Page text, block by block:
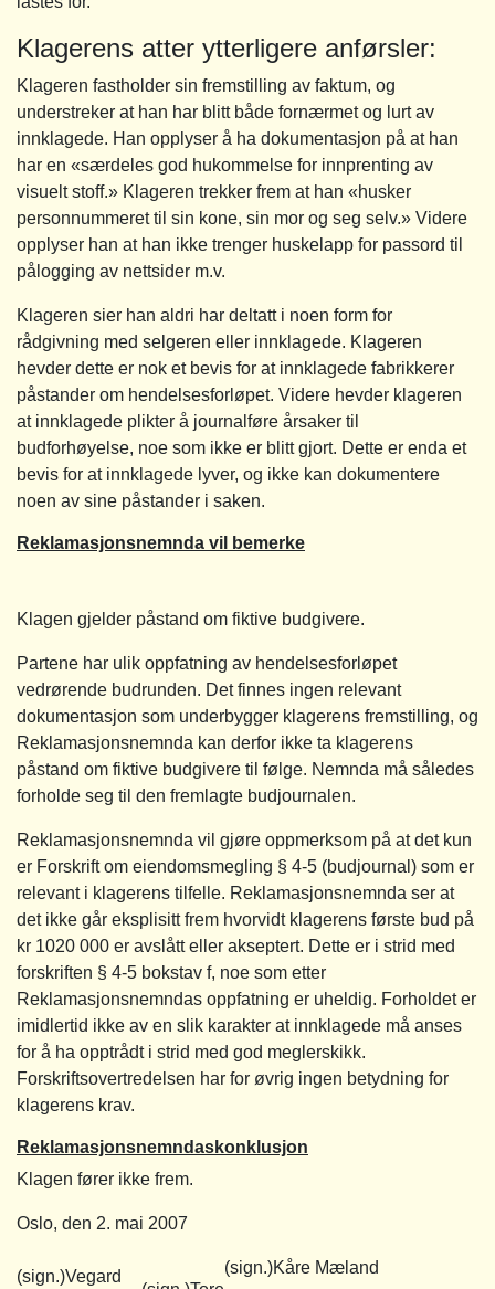
Klagerens atter ytterligere anførsler:
Klageren fastholder sin fremstilling av faktum, og
understreker at han har blitt både fornærmet og lurt av
innklagede. Han opplyser å ha dokumentasjon på at han
har en «særdeles god hukommelse for innprenting av
visuelt stoff.» Klageren trekker frem at han «husker
personnummeret til sin kone, sin mor og seg selv.» Videre
opplyser han at han ikke trenger huskelapp for passord til
pålogging av nettsider m.v.
Klageren sier han aldri har deltatt i noen form for
rådgivning med selgeren eller innklagede. Klageren
hevder dette er nok et bevis for at innklagede fabrikkerer
påstander om hendelsesforløpet. Videre hevder klageren
at innklagede plikter å journalføre årsaker til
budforhøyelse, noe som ikke er blitt gjort. Dette er enda et
bevis for at innklagede lyver, og ikke kan dokumentere
noen av sine påstander i saken.
Reklamasjonsnemnda vil bemerke
Klagen gjelder påstand om fiktive budgivere.
Partene har ulik oppfatning av hendelsesforløpet
vedrørende budrunden. Det finnes ingen relevant
dokumentasjon som underbygger klagerens fremstilling, og
Reklamasjonsnemnda kan derfor ikke ta klagerens
påstand om fiktive budgivere til følge. Nemnda må således
forholde seg til den fremlagte budjournalen.
Reklamasjonsnemnda vil gjøre oppmerksom på at det kun
er Forskrift om eiendomsmegling § 4-5 (budjournal) som er
relevant i klagerens tilfelle. Reklamasjonsnemnda ser at
det ikke går eksplisitt frem hvorvidt klagerens første bud på
kr 1020 000 er avslått eller akseptert. Dette er i strid med
forskriften § 4-5 bokstav f, noe som etter
Reklamasjonsnemndas oppfatning er uheldig. Forholdet er
imidlertid ikke av en slik karakter at innklagede må anses
for å ha opptrådt i strid med god meglerskikk.
Forskriftsovertredelsen har for øvrig ingen betydning for
klagerens krav.
Reklamasjonsnemndaskonklusjon
Klagen fører ikke frem.
Oslo, den 2. mai 2007
(sign.)Vegard (sign.)Kåre Mæland